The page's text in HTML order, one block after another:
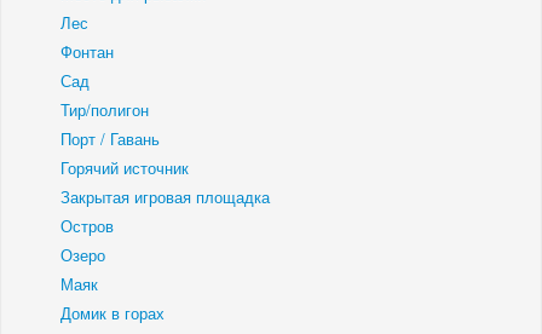
Лес
Фонтан
Сад
Тир/полигон
Порт / Гавань
Горячий источник
Закрытая игровая площадка
Остров
Озеро
Маяк
Домик в горах